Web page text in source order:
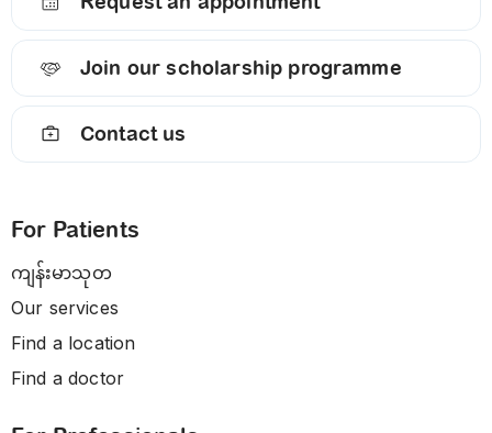
Join our scholarship programme
Contact us
For Patients
ကျန်းမာသုတ
Our services
Find a location
Find a doctor